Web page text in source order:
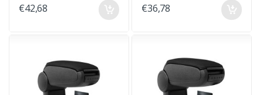
€42,68 €36,78